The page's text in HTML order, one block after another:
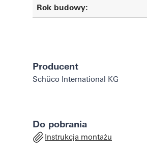
Rok budowy:
Producent
Schüco International KG
Do pobrania
Instrukcja montażu